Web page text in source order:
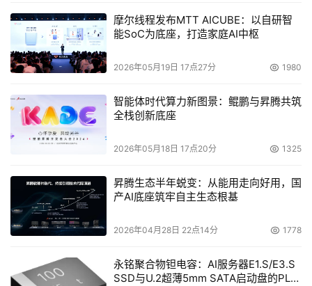
摩尔线程发布MTT AICUBE：以自研智
能SoC为底座，打造家庭AI中枢
2026年05月19日 17点27分 1980
智能体时代算力新图景：鲲鹏与昇腾共筑
全栈创新底座
2026年05月18日 17点20分 1325
昇腾生态半年蜕变：从能用走向好用，国
产AI底座筑牢自主生态根基
2026年04月28日 22点14分 1778
永铭聚合物钽电容：AI服务器E1.S/E3.S
SSD与U.2超薄5mm SATA启动盘的PLP